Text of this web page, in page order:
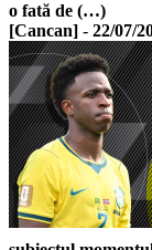
o fată de (…)
[Cancan] - 22/07/